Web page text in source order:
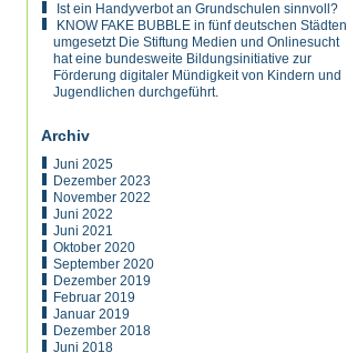
Ist ein Handyverbot an Grundschulen sinnvoll?
KNOW FAKE BUBBLE in fünf deutschen Städten
umgesetzt Die Stiftung Medien und Onlinesucht
hat eine bundesweite Bildungsinitiative zur
Förderung digitaler Mündigkeit von Kindern und
Jugendlichen durchgeführt.
Archiv
Juni 2025
Dezember 2023
November 2022
Juni 2022
Juni 2021
Oktober 2020
September 2020
Dezember 2019
Februar 2019
Januar 2019
Dezember 2018
Juni 2018